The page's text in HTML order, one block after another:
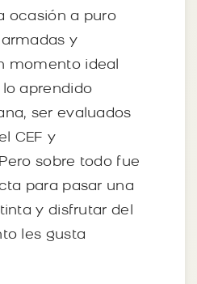
ocasión a puro
y
momento ideal
aprendido
ser evaluados
CEF y
sobre todo fue
para pasar una
y disfrutar del
les gusta